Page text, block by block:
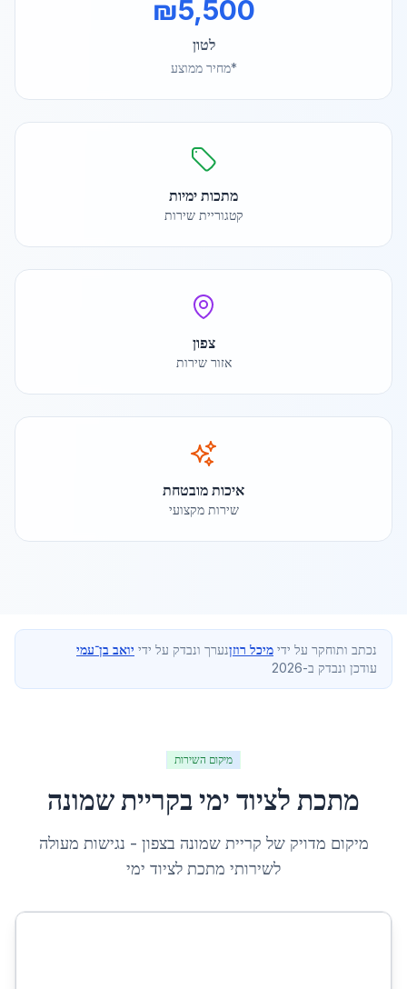
₪5,500
לטון
*מחיר ממוצע
מתכות ימיות
קטגוריית שירות
צפון
אזור שירות
איכות מובטחת
שירות מקצועי
נכתב ותוחקר על ידי מיכל רוזןנערך ונבדק על ידי יואב בן־עמי
עודכן ונבדק ב-2026
מיקום השירות
מתכת לציוד ימיבקריית שמונה
מיקום מדויק של קריית שמונה בצפון - נגישות מעולה
לשירותי מתכת לציוד ימי